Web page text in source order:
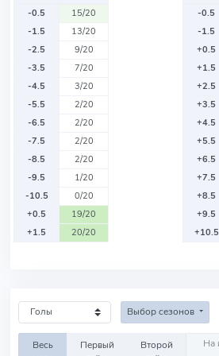
-0.5
15/20
-1.5
13/20
-2.5
9/20
-3.5
7/20
-4.5
3/20
-5.5
2/20
-6.5
2/20
-7.5
2/20
-8.5
2/20
-9.5
1/20
-10.5
0/20
+0.5
19/20
+1.5
20/20
-0.5
-1.5
+0.5
+1.5
+2.5
+3.5
+4.5
+5.5
+6.5
+7.5
+8.5
+9.5
+10.5
Выбор сезонов
Весь
Первый
Второй